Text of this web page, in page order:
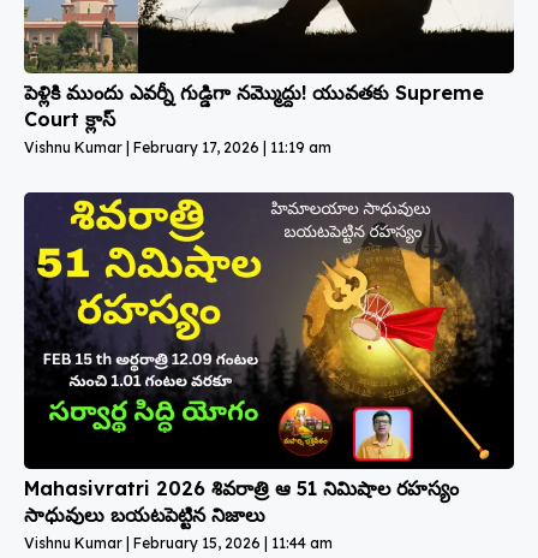
పెళ్లికి ముందు ఎవర్నీ గుడ్డిగా నమ్మొద్దు! యువతకు Supreme
Court క్లాస్
Vishnu Kumar February 17, 2026 11:19 am
Mahasivratri 2026 శివరాత్రి ఆ 51 నిమిషాల రహస్యం
సాధువులు బయటపెట్టిన నిజాలు
Vishnu Kumar February 15, 2026 11:44 am